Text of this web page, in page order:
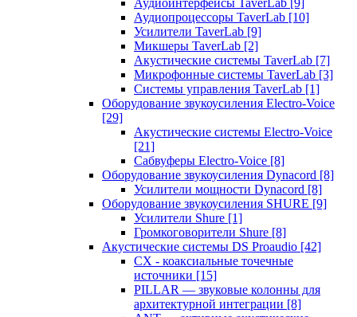
Аудиоинтерфейсы TaverLab [9]
Аудиопроцессоры TaverLab [10]
Усилители TaverLab [9]
Микшеры TaverLab [2]
Акустические системы TaverLab [7]
Микрофонные системы TaverLab [3]
Системы управления TaverLab [1]
Оборудование звукоусиления Electro-Voice
[29]
Акустические системы Electro-Voice
[21]
Сабвуферы Electro-Voice [8]
Оборудование звукоусиления Dynacord [8]
Усилители мощности Dynacord [8]
Оборудование звукоусиления SHURE [9]
Усилители Shure [1]
Громкоговорители Shure [8]
Акустические системы DS Proaudio [42]
CX - коаксиальные точечные
источники [15]
PILLAR — звуковые колонны для
архитектурной интеграции [8]